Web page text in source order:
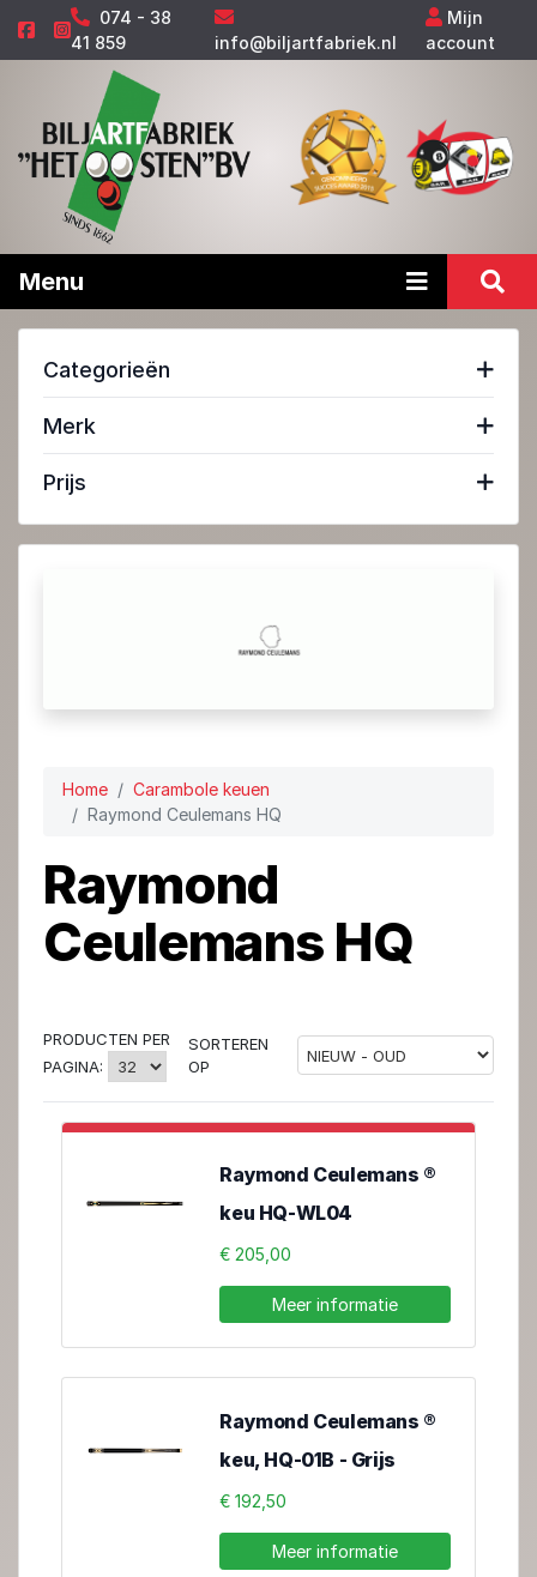
074 - 38
41 859
info@biljartfabriek.nl
Mijn
account
Menu
Categorieën
Merk
Prijs
Home
Carambole keuen
Raymond Ceulemans HQ
Raymond
Ceulemans HQ
PRODUCTEN PER
PAGINA:
SORTEREN
OP
Raymond Ceulemans ®
keu HQ-WL04
€ 205,00
Meer informatie
Raymond Ceulemans ®
keu, HQ-01B - Grijs
€ 192,50
Meer informatie